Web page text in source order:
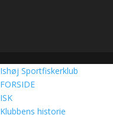
Ishøj Sportfiskerklub
FORSIDE
ISK
Klubbens historie